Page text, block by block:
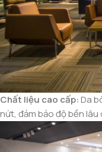
Chất liệu cao cấp:Da
nứt, đảm bảo độ bền lâu